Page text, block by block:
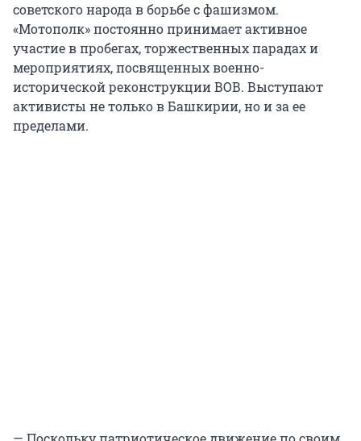
советского народа в борьбе с фашизмом.
«Мотополк» постоянно принимает активное
участие в пробегах, торжественных парадах и
мероприятиях, посвященных военно-
исторической реконструкции ВОВ. Выступают
активисты не только в Башкирии, но и за ее
пределами.